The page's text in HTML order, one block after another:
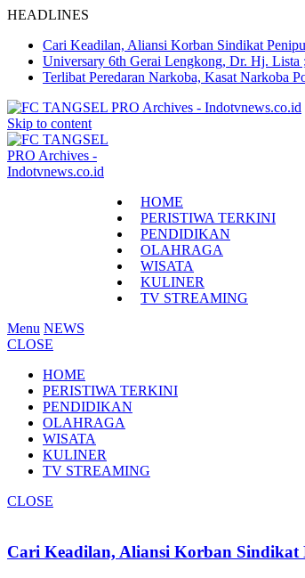
HEADLINES
Cari Keadilan, Aliansi Korban Sindikat
Universary 6th Gerai Lengkong, Dr. Hj.
Terlibat Peredaran Narkoba, Kasat Narkoba
Skip to content
HOME
PERISTIWA TERKINI
PENDIDIKAN
OLAHRAGA
WISATA
KULINER
TV STREAMING
Menu NEWS
CLOSE
HOME
PERISTIWA TERKINI
PENDIDIKAN
OLAHRAGA
WISATA
KULINER
TV STREAMING
CLOSE
Cari Keadilan, Aliansi Korban